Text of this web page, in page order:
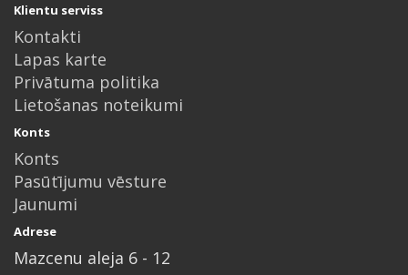
Klientu serviss
Kontakti
Lapas karte
Privātuma politika
Lietošanas noteikumi
Konts
Konts
Pasūtījumu vēsture
Jaunumi
Adrese
Mazcenu aleja 6 - 12